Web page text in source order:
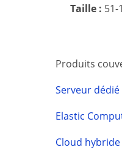
Taille : 51-
Produits
Serveur dédié
Elastic
Cloud hybride